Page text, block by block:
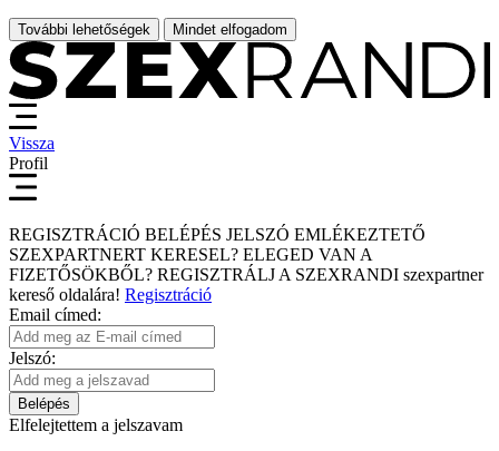
További lehetőségek Mindet elfogadom
Vissza
Profil
REGISZTRÁCIÓ BELÉPÉS JELSZÓ EMLÉKEZTETŐ
SZEXPARTNERT KERESEL? ELEGED VAN A
FIZETŐSÖKBŐL? REGISZTRÁLJ A SZEXRANDI szexpartner
kereső oldalára! Regisztráció
Email címed:
Jelszó:
Belépés
Elfelejtettem a jelszavam